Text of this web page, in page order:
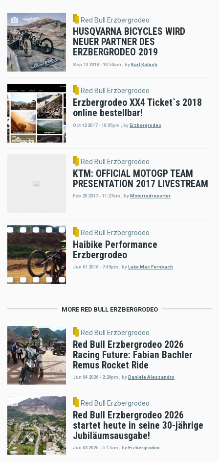
Red Bull Erzbergrodeo
HUSQVARNA BICYCLES WIRD
NEUER PARTNER DES
ERZBERGRODEO 2019
Sep 13 2018 - 10:50am byKarl Katoch
Red Bull Erzbergrodeo
Erzbergrodeo XX4 Ticket`s 2018
online bestellbar!
Oct 12 2017 - 10:05pm byErzbergrodeo
Red Bull Erzbergrodeo
KTM: OFFICIAL MOTOGP TEAM
PRESENTATION 2017 LIVESTREAM
Feb 20 2017 - 11:27am , byMotorradreporter
Red Bull Erzbergrodeo
Haibike Performance
Erzbergrodeo
Jun 01 2016 - 7:49pm byLuke Mac Fernbach
MORE RED BULL ERZBERGRODEO
Red Bull Erzbergrodeo
Red Bull Erzbergrodeo 2026
Racing Future: Fabian Bachler
Remus Rocket Ride
Jun 04 2026 - 2:29pm , by Daniele Alessandro
Red Bull Erzbergrodeo
Red Bull Erzbergrodeo 2026
startet heute in seine 30-jährige
Jubiläumsausgabe!
Jun 03 2026 - 5:17am byErzbergrodeo